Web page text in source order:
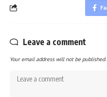
Leave a comment
Your email address will not be published.